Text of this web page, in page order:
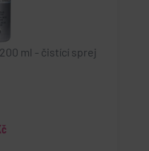
ml - čistící sprej